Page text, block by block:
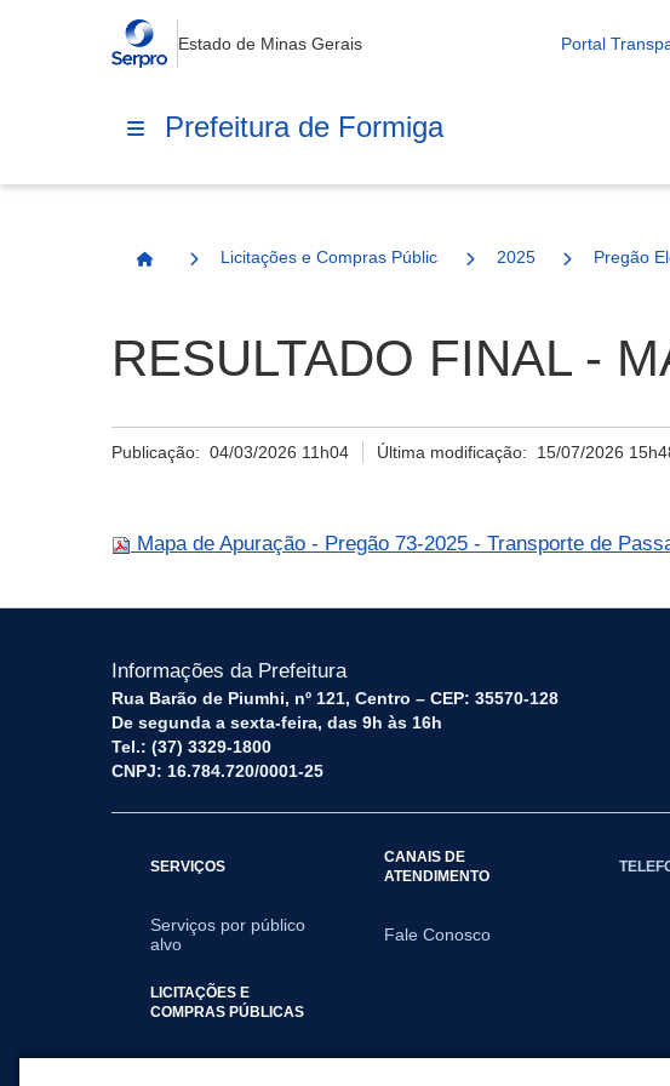
Estado de Minas Gerais Portal
Prefeitura de Formiga
Página Inicial
Licitações e Compras Públicas 2025 Pregão
RESULTADO FINAL -
Publicação: 04/03/2026 11h04 Última modificação: 15/07/2026
Mapa de Apuração - Pregão 73-2025 - Transporte de
Informações da Prefeitura
Rua Barão de Piumhi, nº 121, Centro – CEP: 35570-128
De segunda a sexta-feira, das 9h às 16h
Tel.: (37) 3329-1800
CNPJ: 16.784.720/0001-25
SERVIÇOS
Serviços por público
alvo
CANAIS DE
ATENDIMENTO
Fale Conosco
LICITAÇÕES E
COMPRAS PÚBLICAS